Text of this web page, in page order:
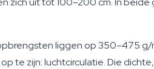
liggen op 350–475 g/
te zijn: luchtcirculatie. Die